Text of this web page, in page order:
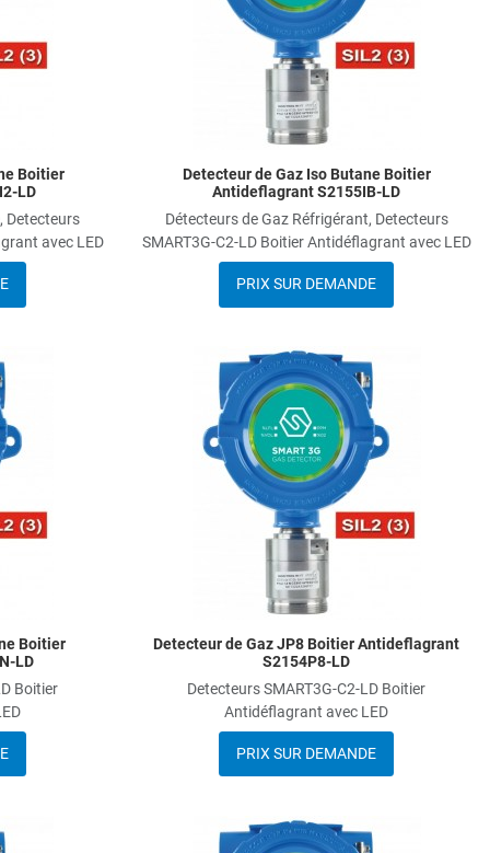
Boitier
LD
Detecteurs
avec LED
Detecteur de Gaz Iso Butane Boitier
Antideflagrant S2155IB-LD
Détecteurs de Gaz Réfrigérant, Detecteurs
SMART3G-C2-LD Boitier Antidéflagrant avec LED
PRIX SUR DEMANDE
Add to Compare
Boitier
LD
Boitier
Detecteur de Gaz JP8 Boitier Antideflagrant
S2154P8-LD
Detecteurs SMART3G-C2-LD Boitier
Antidéflagrant avec LED
PRIX SUR DEMANDE